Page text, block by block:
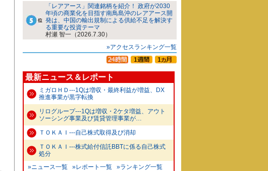
「レアアース」関連銘柄を紹介！ 政府が2030
年頃の商業化を目指す南鳥島沖のレアアース開
発は、中国の輸出規制による供給不足を解決す
る重要な投資テーマ
村瀬 智一（2026.7.30）
»アクセスランキング一覧
最新ニュース＆レポート
ミガロＨＤ---1Qは増収・最終利益が増益、DX
推進事業が黒字転換
リログループ---1Qは増収・2ケタ増益、アウト
ソーシング事業及び賃貸管理事業が…
ＴＯＫＡＩ---自己株式取得及び消却
ＴＯＫＡＩ---株式給付信託BBTに係る自己株式
処分
»ニュース一覧
»レポート一覧 »ランキング一覧